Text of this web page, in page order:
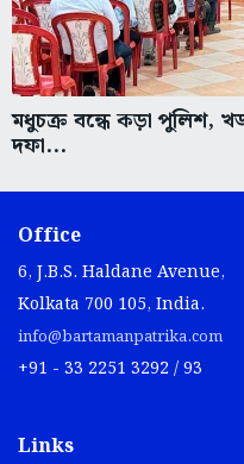
মধুচক্র বন্ধে কড়া পুলিশ,
দফা...
Office
6, J.B.S. Haldane Avenue,
Kolkata 700 105, India.
info@bartamanpatrika.com
+91 - 33 2251 3292 / 93
Links